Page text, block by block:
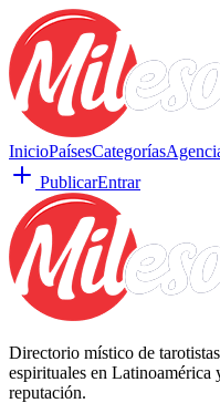
InicioPaísesCategorías
PublicarEntrar
Directorio místico de
espirituales en
reputación.